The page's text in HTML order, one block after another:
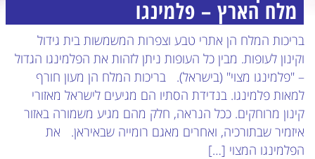
מלח הארץ – פלמינגו
בריכות המלח הן אתרי טבע וצפרות המשמשות בית גידול
וקינון לעופות. מבין כל העופות ניתן לזהות את הפלמינגו הגדול
– "פלמינגו מצוי" (בישראל). בריכות המלח הן מעון חורף
למאות פלמינגו. בנדידת הסתיו הם מגיעים לישראל מאזורי
קינון מרוחקים. ככל הנראה, חלק מהם מגיע משמורה באזור
איזמיר שבתורכיה, ואחרים מאגם רומייה שבאיראן. את
הפלמינגו המצוי […]